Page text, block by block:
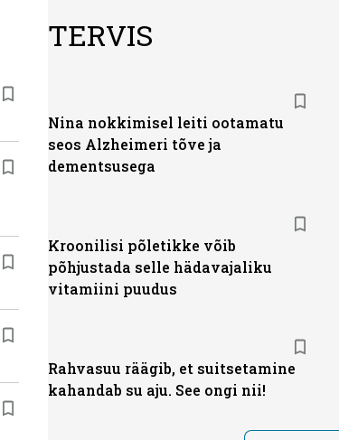
TERVIS
Nina nokkimisel leiti ootamatu
seos Alzheimeri tõve ja
dementsusega
Kroonilisi põletikke võib
põhjustada selle hädavajaliku
vitamiini puudus
Rahvasuu räägib, et suitsetamine
kahandab su aju. See ongi nii!